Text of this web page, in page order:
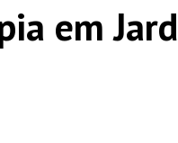
em